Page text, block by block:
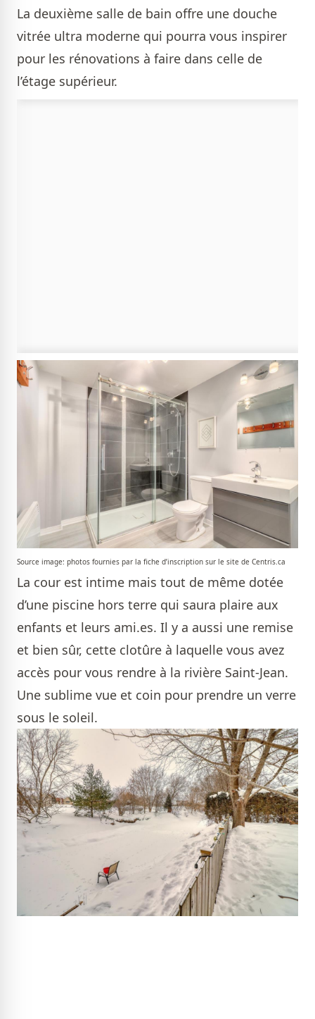
La deuxième salle de bain offre une douche
vitrée ultra moderne qui pourra vous inspirer
pour les rénovations à faire dans celle de
l’étage supérieur.
Source image: photos fournies par la fiche d’inscription sur le site de Centris.ca
La cour est intime mais tout de même dotée
d’une piscine hors terre qui saura plaire aux
enfants et leurs ami.es. Il y a aussi une remise
et bien sûr, cette clotûre à laquelle vous avez
accès pour vous rendre à la rivière Saint-Jean.
Une sublime vue et coin pour prendre un verre
sous le soleil.